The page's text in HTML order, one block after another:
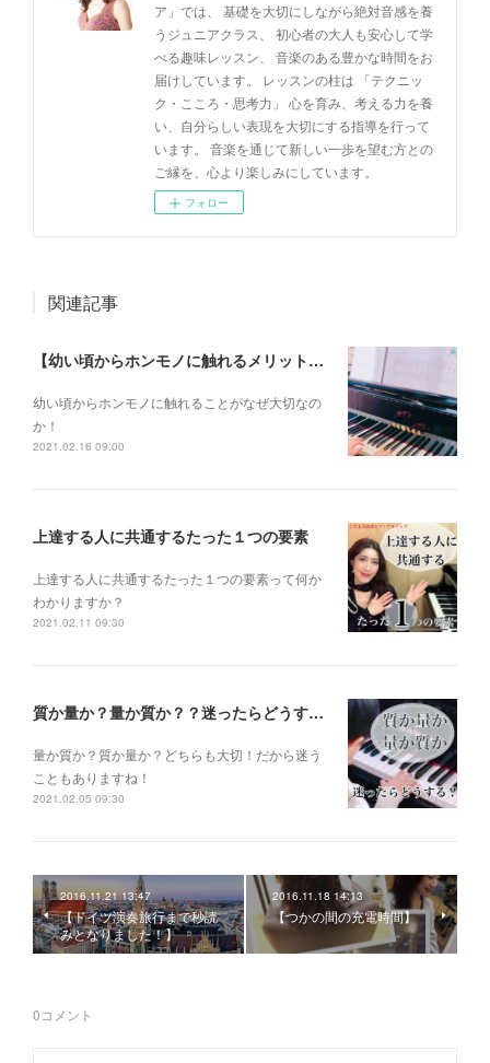
ア」では、 基礎を大切にしながら絶対音感を養
うジュニアクラス、 初心者の大人も安心して学
べる趣味レッスン、 音楽のある豊かな時間をお
届けしています。 レッスンの柱は 「テクニッ
ク・こころ・思考力」 心を育み、考える力を養
い、自分らしい表現を大切にする指導を行って
います。 音楽を通じて新しい一歩を望む方との
ご縁を、心より楽しみにしています。
フォロー
関連記事
【幼い頃からホンモノに触れるメリットとは？】
幼い頃からホンモノに 触れることがなぜ大切なの
か！
2021.02.16 09:00
上達する人に共通するたった１つの要素
上達する人に共通するたった１つの要素って何か
わかりますか？
2021.02.11 09:30
質か量か？量か質か？？迷ったらどうする？？？
量か質か？ 質か量か？ どちらも大切！だから迷う
こともありますね！
2021.02.05 09:30
2016.11.21 13:47
【ドイツ演奏旅行まで秒読
みとなりました！】
2016.11.18 14:13
【つかの間の充電時間】
0コメント